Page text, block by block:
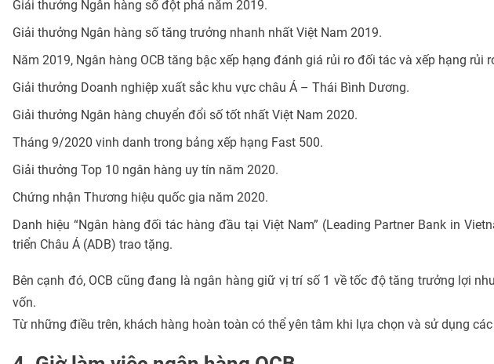
Giải thưởng Ngân hàng số đột phá năm 2019.
Giải thưởng Ngân hàng số tăng trưởng nhanh nhất Việt Nam 2019.
Năm 2019, Ngân hàng OCB tăng bậc xếp hạng đánh giá rủi ro đối tác và xếp hạng rủi
Giải thưởng Doanh nghiệp xuất sắc khu vực châu Á – Thái Bình Dương.
Giải thưởng Ngân hàng chuyển đổi số tốt nhất Việt Nam 2020.
Tháng 9/2020 vinh danh trong bảng xếp hạng Fast 500.
Giải thưởng Top 10 ngân hàng uy tín năm 2020.
Chứng nhận Thương hiệu quốc gia năm 2020.
Danh hiệu “Ngân hàng đối tác hàng đầu tại Việt Nam” (Leading Partner Bank in
triển Châu Á (ADB) trao tặng.
Bên cạnh đó, OCB cũng đang là ngân hàng giữ vị trí số 1 về tốc độ tăng trưởng lợi
vốn.
Từ những điều trên, khách hàng hoàn toàn có thể yên tâm khi lựa chọn và sử dụng các